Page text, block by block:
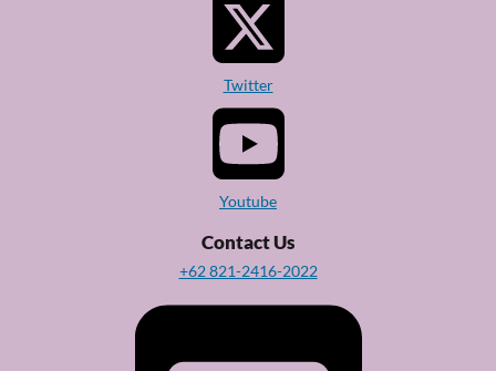
Twitter
Youtube
Contact Us
+62 821-2416-2022